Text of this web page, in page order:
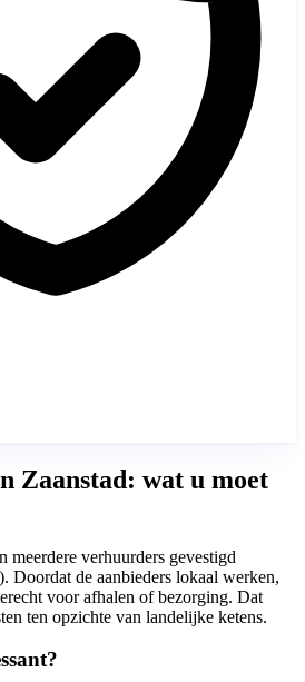
Zaanstad: wat u moet
meerdere verhuurders gevestigd
de aanbieders lokaal werken,
voor afhalen of bezorging. Dat
ten opzichte van landelijke ketens.